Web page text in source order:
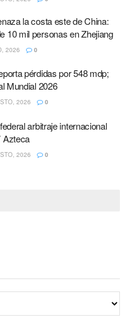
la costa este de China:
10 mil personas en Zhejiang
2026 0
pérdidas por 548 mdp;
Mundial 2026
2026 0
arbitraje internacional
Azteca
2026 0